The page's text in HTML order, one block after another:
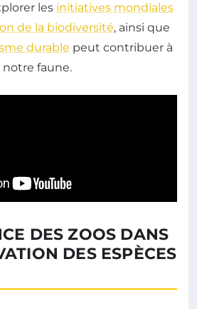
les initiatives mondiales
de la biodiversité, ainsi que
durable peut contribuer à
notre faune.
DES ZOOS DANS
DES ESPÈCES